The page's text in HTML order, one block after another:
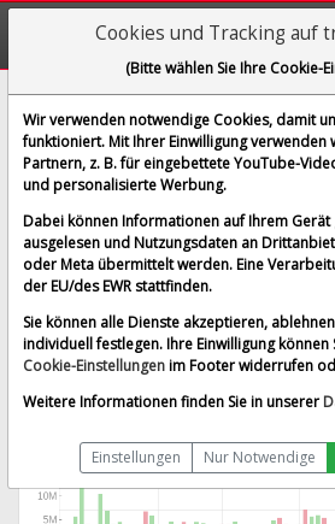
Enbridge
[ENB | WKN 885427 | ISIN
51,767 $
Echtzeit-Aktienkurs vom 10.08.2026
Echtzeit USD
Cookies und Tracking auf
(Bitte wählen Sie Ihre Cookie-
Wir verwenden notwendige Cookies, damit
funktioniert. Mit Ihrer Einwilligung verwenden
Partnern, z. B. für eingebettete YouTube-
und personalisierte Werbung.
Dabei können Informationen auf Ihrem
ausgelesen und Nutzungsdaten an
oder Meta übermittelt werden. Eine
der EU/des EWR stattfinden.
Sie können alle Dienste akzeptieren,
individuell festlegen. Ihre Einwilligung
Cookie-Einstellungenim Footer widerrufen
Weitere Informationen finden Sie in unserer
Einstellungen Nur Notwendige